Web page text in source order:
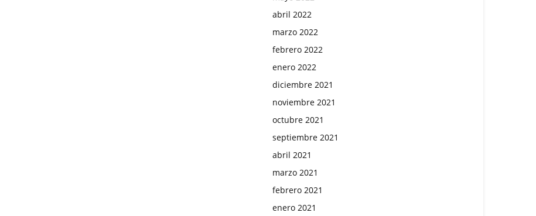
abril 2022
marzo 2022
febrero 2022
enero 2022
diciembre 2021
noviembre 2021
octubre 2021
septiembre 2021
abril 2021
marzo 2021
febrero 2021
enero 2021